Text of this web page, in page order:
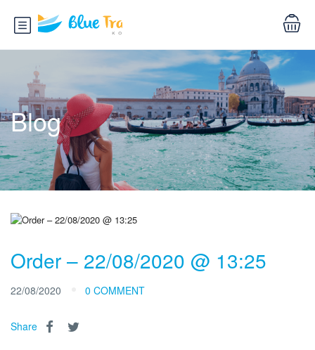
Blog
Order – 22/08/2020 @ 13:25
22/08/2020 0 COMMENT
Share